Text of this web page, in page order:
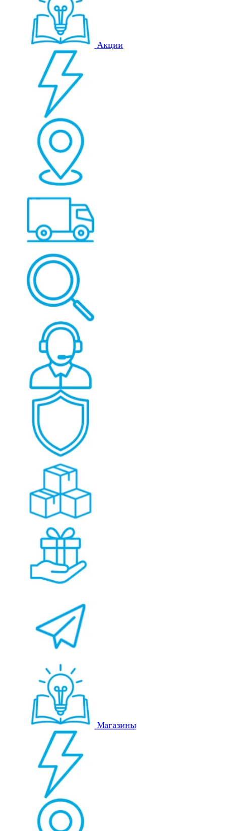
Акции
Магазины